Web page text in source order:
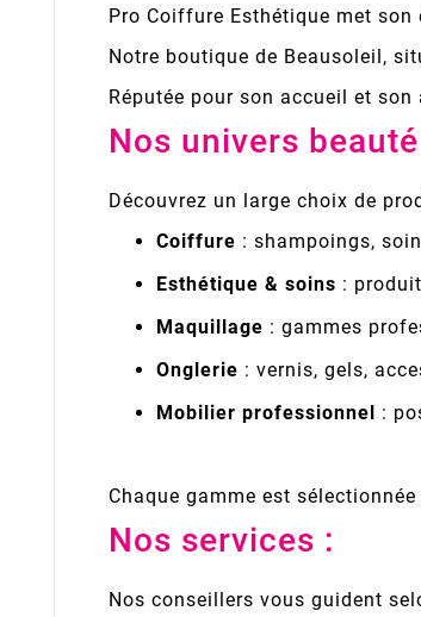
Pro Coiffure Esthétique met
Notre boutique de Beausoleil,
Réputée pour son accueil et
Nos univers
Découvrez un large choix de
Coiffure : shampoings,
Esthétique & soins :
Maquillage : gammes
Onglerie : vernis, gels,
Mobilier professionnel :
Chaque gamme est
Nos services :
Nos conseillers vous guident